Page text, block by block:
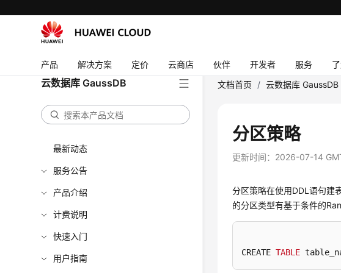
产品 解决方案 定价 云商店 伙伴 开发者 服务
云数据库 GaussDB
最新动态
服务公告
产品介绍
计费说明
快速入门
用户指南
文档首页 / 云数据库 GaussDB
分区策略
更新时间： 2026-07-14
分区策略在使用DDL语句建
的分区类型有基于条件的
CREATE TABLE